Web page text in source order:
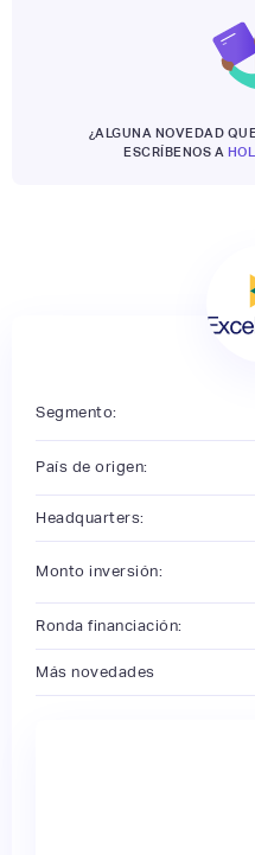
¿ALGUNA NOVEDAD
ESCRÍBENOS A
Segmento:
País de origen:
Headquarters:
Monto inversión:
Ronda financiación:
Más novedades